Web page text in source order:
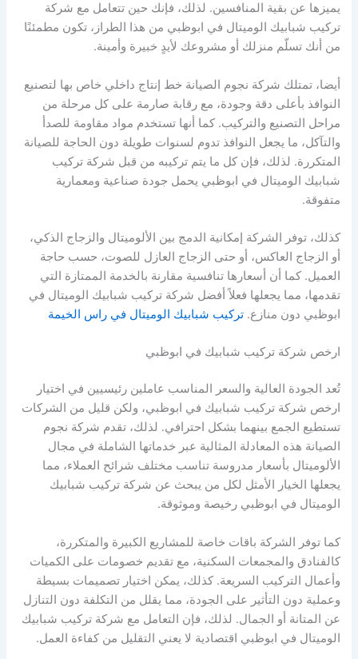
يميزها عن بقية المنافسين. لذلك، فإنك حين تتعامل مع شركة
تركيب شبابيك الوميتال في ابوظبي من هذا الطراز، تكون مطمئنًا
من أنك تسلّم منزلك أو مشروعك لأيدٍ خبيرة وأمينة.
أيضا، تمتلك شركة نجوم الصيانة خط إنتاج داخلي خاص بها لتصنيع
النوافذ بأعلى دقة وجودة، مع رقابة صارمة على كل مرحلة من
مراحل التصنيع والتركيب. كما أنها تستخدم مواد مقاومة للصدأ
والتآكل، ما يجعل النوافذ تدوم لسنوات طويلة دون الحاجة للصيانة
المتكررة. لذلك، فإن كل ما يتم تركيبه من قبل شركة تركيب
شبابيك الوميتال في ابوظبي يحمل جودة صناعية ومعمارية
متفوقة.
كذلك، توفر الشركة إمكانية الدمج بين الألوميتال والزجاج الذكي،
أو الزجاج العاكس، أو حتى الزجاج العازل للصوت، حسب حاجة
العميل. كما أن أسعارها تنافسية مقارنة بالخدمة الممتازة التي
تقدمها، مما يجعلها فعلاً أفضل شركة تركيب شبابيك الوميتال في
ابوظبي دون منازع.تركيب شبابيك الوميتال في راس الخيمة
ارخص شركة تركيب شبابيك في ابوظبي
تُعد الجودة العالية والسعر المناسب عاملين رئيسيين في اختيار
ارخص شركة تركيب شبابيك في ابوظبي، ولكن قليل من الشركات
تستطيع الجمع بينهما بشكل احترافي. لذلك، تقدم شركة نجوم
الصيانة هذه المعادلة المثالية عبر خدماتها الشاملة في مجال
الألوميتال بأسعار مدروسة تناسب مختلف شرائح العملاء، مما
يجعلها الخيار الأمثل لكل من يبحث عن شركة تركيب شبابيك
الوميتال في ابوظبي رخيصة وموثوقة.
كما توفر الشركة باقات خاصة للمشاريع الكبيرة والمتكررة،
كالفنادق والمجمعات السكنية، مع تقديم خصومات على الكميات
وأعمال التركيب السريعة. كذلك، يمكن اختيار تصميمات بسيطة
وعملية دون التأثير على الجودة، مما يقلل من التكلفة دون التنازل
عن المتانة أو الجمال. لذلك، فإن التعامل مع شركة تركيب شبابيك
الوميتال في ابوظبي اقتصادية لا يعني التقليل من كفاءة العمل.